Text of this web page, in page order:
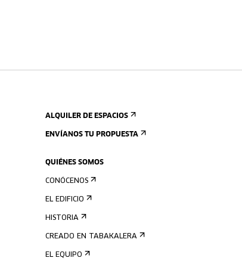
ALQUILER DE ESPACIOS
ENVÍANOS TU PROPUESTA
QUIÉNES SOMOS
CONÓCENOS
EL EDIFICIO
HISTORIA
CREADO EN TABAKALERA
EL EQUIPO